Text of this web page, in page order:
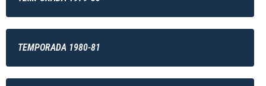
TEMPORADA 1980-81